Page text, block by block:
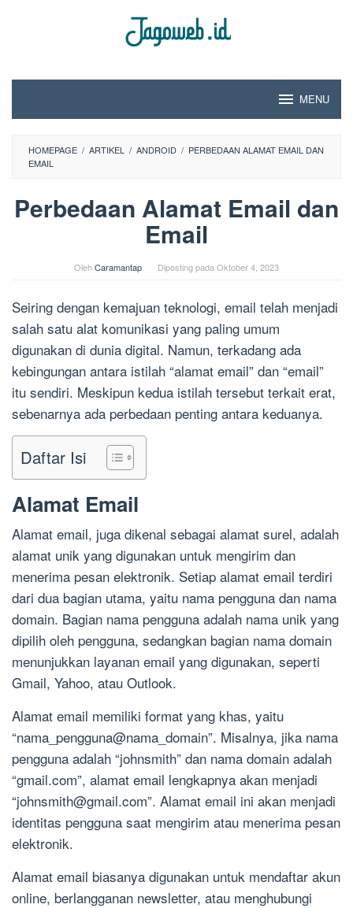
MENU
HOMEPAGE / ARTIKEL / ANDROID / PERBEDAAN ALAMAT EMAIL DAN
EMAIL
Perbedaan Alamat Email dan
Email
OlehCaramantap Diposting pada Oktober 4, 2023
Seiring dengan kemajuan teknologi, email telah menjadi
salah satu alat komunikasi yang paling umum
digunakan di dunia digital. Namun, terkadang ada
kebingungan antara istilah “alamat email” dan “email”
itu sendiri. Meskipun kedua istilah tersebut terkait erat,
sebenarnya ada perbedaan penting antara keduanya.
Daftar Isi
Alamat Email
Alamat email, juga dikenal sebagai alamat surel, adalah
alamat unik yang digunakan untuk mengirim dan
menerima pesan elektronik. Setiap alamat email terdiri
dari dua bagian utama, yaitu nama pengguna dan nama
domain. Bagian nama pengguna adalah nama unik yang
dipilih oleh pengguna, sedangkan bagian nama domain
menunjukkan layanan email yang digunakan, seperti
Gmail, Yahoo, atau Outlook.
Alamat email memiliki format yang khas, yaitu
“nama_pengguna@nama_domain”. Misalnya, jika nama
pengguna adalah “johnsmith” dan nama domain adalah
“gmail.com”, alamat email lengkapnya akan menjadi
“johnsmith@gmail.com”. Alamat email ini akan menjadi
identitas pengguna saat mengirim atau menerima pesan
elektronik.
Alamat email biasanya digunakan untuk mendaftar akun
online, berlangganan newsletter, atau menghubungi